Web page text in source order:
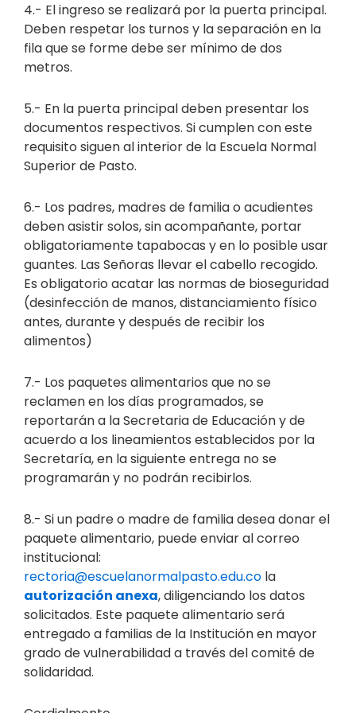
4.- El ingreso se realizará por la puerta principal.
Deben respetar los turnos y la separación en la
fila que se forme debe ser mínimo de dos
metros.
5.- En la puerta principal deben presentar los
documentos respectivos. Si cumplen con este
requisito siguen al interior de la Escuela Normal
Superior de Pasto.
6.- Los padres, madres de familia o acudientes
deben asistir solos, sin acompañante, portar
obligatoriamente tapabocas y en lo posible usar
guantes. Las Señoras llevar el cabello recogido.
Es obligatorio acatar las normas de bioseguridad
(desinfección de manos, distanciamiento físico
antes, durante y después de recibir los
alimentos)
7.- Los paquetes alimentarios que no se
reclamen en los días programados, se
reportarán a la Secretaria de Educación y de
acuerdo a los lineamientos establecidos por la
Secretaría, en la siguiente entrega no se
programarán y no podrán recibirlos.
8.- Si un padre o madre de familia desea donar el
paquete alimentario, puede enviar al correo
institucional:
rectoria@escuelanormalpasto.edu.co la
autorización anexa, diligenciando los datos
solicitados. Este paquete alimentario será
entregado a familias de la Institución en mayor
grado de vulnerabilidad a través del comité de
solidaridad.